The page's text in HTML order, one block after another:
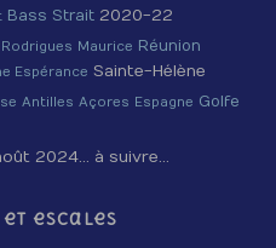
Bass Strait 2020-22
Rodrigues Maurice Réunion
Espérance Sainte-Hélène
Antilles Açores Espagne Golfe
2024… à suivre…
et escales